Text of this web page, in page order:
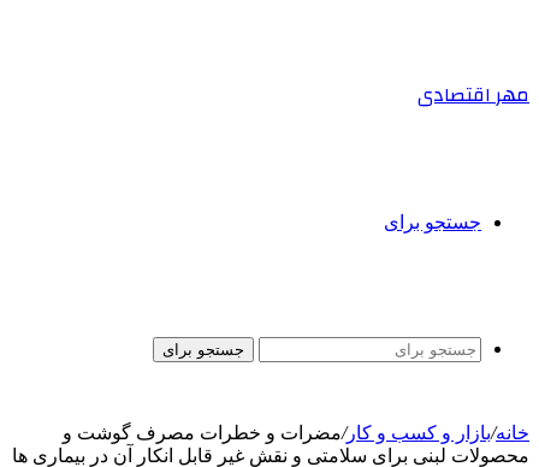
مهر اقتصادی
جستجو برای
جستجو برای
خانه/بازار و کسب و کار/مضرات و خطرات مصرف گوشت و
محصولات لبنی برای سلامتی و نقش غیر قابل انکار آن در بیماری ها